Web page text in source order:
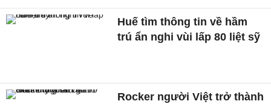
Huế tìm thông tin về hầm
trú ẩn nghi vùi lấp 80 liệt sỹ
Rocker người Việt trở thành